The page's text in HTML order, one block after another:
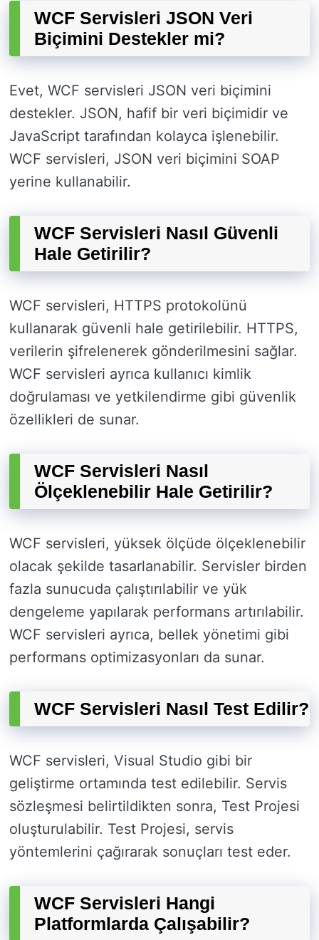
WCF Servisleri JSON Veri
Biçimini Destekler mi?
Evet, WCF servisleri JSON veri biçimini
destekler. JSON, hafif bir veri biçimidir ve
JavaScript tarafından kolayca işlenebilir.
WCF servisleri, JSON veri biçimini SOAP
yerine kullanabilir.
WCF Servisleri Nasıl Güvenli
Hale Getirilir?
WCF servisleri, HTTPS protokolünü
kullanarak güvenli hale getirilebilir. HTTPS,
verilerin şifrelenerek gönderilmesini sağlar.
WCF servisleri ayrıca kullanıcı kimlik
doğrulaması ve yetkilendirme gibi güvenlik
özellikleri de sunar.
WCF Servisleri Nasıl
Ölçeklenebilir Hale Getirilir?
WCF servisleri, yüksek ölçüde ölçeklenebilir
olacak şekilde tasarlanabilir. Servisler birden
fazla sunucuda çalıştırılabilir ve yük
dengeleme yapılarak performans artırılabilir.
WCF servisleri ayrıca, bellek yönetimi gibi
performans optimizasyonları da sunar.
WCF Servisleri Nasıl Test Edilir?
WCF servisleri, Visual Studio gibi bir
geliştirme ortamında test edilebilir. Servis
sözleşmesi belirtildikten sonra, Test Projesi
oluşturulabilir. Test Projesi, servis
yöntemlerini çağırarak sonuçları test eder.
WCF Servisleri Hangi
Platformlarda Çalışabilir?